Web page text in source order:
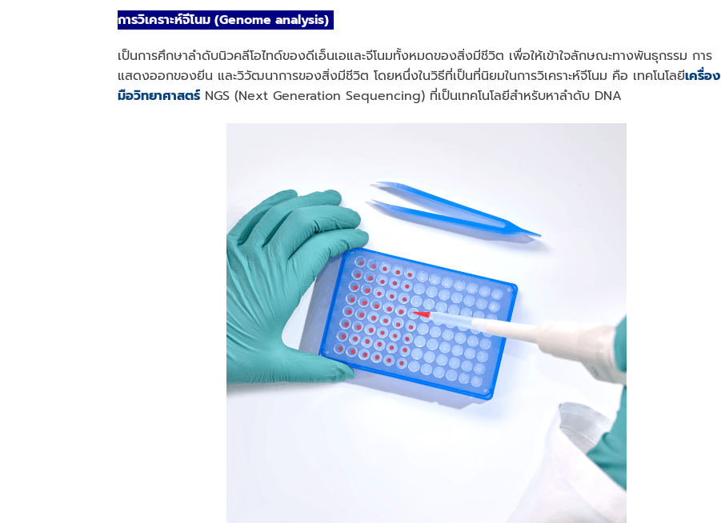
การวิเคราะห์จีโนม (Genome analysis)
เป็นการศึกษาลําดับนิวคลีโอไทด์ของดีเอ็นเอและจีโนมทั้งหมดของสิ่งมีชีวิต เพื่อให้เข้าใจลักษณะทางพันธุกรรม การ
แสดงออกของยีน และวิวัฒนาการของสิ่งมีชีวิต โดยหนึ่งในวิธีที่เป็นที่นิยมในการวิเคราะห์จีโนม คือ เทคโนโลยีเครื่อง
มือวิทยาศาสตร์ NGS (Next Generation Sequencing) ที่เป็นเทคโนโลยีสำหรับหาลำดับ DNA